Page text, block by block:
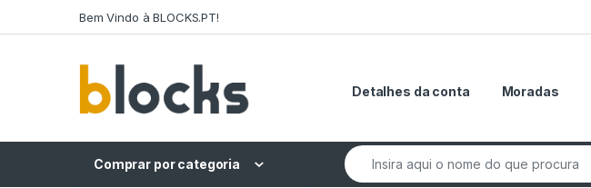
Bem Vindo à BLOCKS.PT!
Detalhes da conta Moradas
Comprar por categoria
Search for: